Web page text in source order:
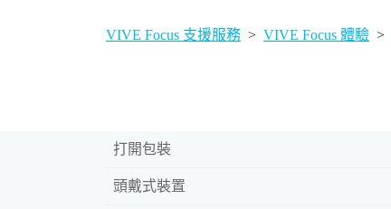
VIVE Focus 支援服務 > VIVE Focus 體驗 >
打開包裝
頭戴式裝置